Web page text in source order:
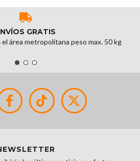
GRATIS
área metropolitana peso max. 50 kg